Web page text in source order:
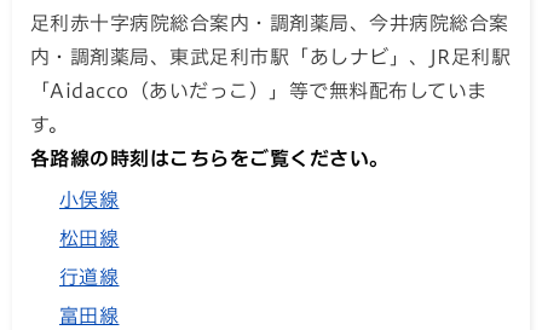
足利赤十字病院総合案内・調剤薬局、今井病院総合案
内・調剤薬局、東武足利市駅「あしナビ」、JR足利駅
「Aidacco（あいだっこ）」等で無料配布していま
す。
各路線の時刻はこちらをご覧ください。
小俣線
松田線
行道線
富田線